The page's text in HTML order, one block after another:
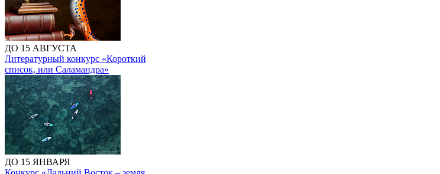
ДО 15 АВГУСТА
Литературный конкурс «Короткий
список, или Саламандра»
ДО 15 ЯНВАРЯ